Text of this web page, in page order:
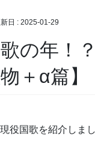
日 : 2025-01-29
の年！
＋α篇】
役国歌を紹介しま